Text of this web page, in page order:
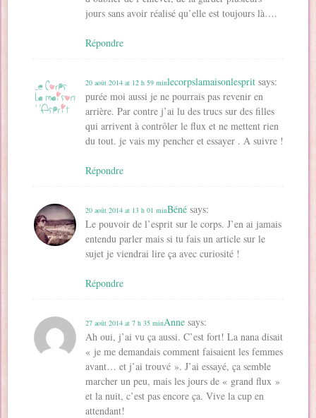
jours sans avoir réalisé qu’elle est toujours là….
Répondre
lecorpslamaisonlesprit says:
20 août 2014 at 12 h 59 min
purée moi aussi je ne pourrais pas revenir en
arrière. Par contre j’ai lu des trucs sur des filles
qui arrivent à contrôler le flux et ne mettent rien
du tout. je vais my pencher et essayer . A suivre !
Répondre
Béné says:
20 août 2014 at 13 h 01 min
Le pouvoir de l’esprit sur le corps. J’en ai jamais
entendu parler mais si tu fais un article sur le
sujet je viendrai lire ça avec curiosité !
Répondre
Anne says:
27 août 2014 at 7 h 35 min
Ah oui, j’ai vu ça aussi. C’est fort! La nana disait
« je me demandais comment faisaient les femmes
avant… et j’ai trouvé ». J’ai essayé, ça semble
marcher un peu, mais les jours de « grand flux »
et la nuit, c’est pas encore ça. Vive la cup en
attendant!